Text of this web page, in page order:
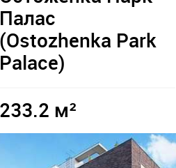
Палас
(Ostozhenka Park
Palace)
233.2 м²